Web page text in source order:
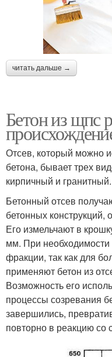
читать дальше →
Бетон из щпс
Отсев, который можно
бетона, бывает трех
кирпичный и гранитный.
Бетонный отсев
бетонных конструкций,
Его измельчают в
мм. При
фракции, так как для
применяют бетон из
Возможность его
процессы созревания
завершились,
повторно в реакцию